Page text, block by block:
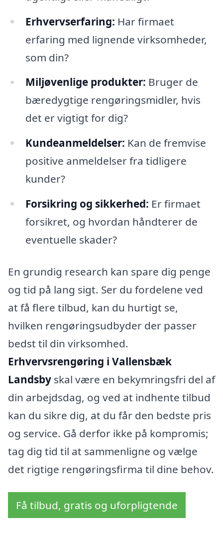
Erhvervserfaring: Har firmaet
erfaring med lignende virksomheder,
som din?
Miljøvenlige produkter: Bruger de
bæredygtige rengøringsmidler, hvis
det er vigtigt for dig?
Kundeanmeldelser: Kan de fremvise
positive anmeldelser fra tidligere
kunder?
Forsikring og sikkerhed: Er firmaet
forsikret, og hvordan håndterer de
eventuelle skader?
En grundig research kan spare dig penge
og tid på lang sigt. Ser du fordelene ved
at få flere tilbud, kan du hurtigt se,
hvilken rengøringsudbyder der passer
bedst til din virksomhed.
Erhvervsrengøring i Vallensbæk
Landsby skal være en bekymringsfri del af
din arbejdsdag, og ved at indhente tilbud
kan du sikre dig, at du får den bedste pris
og service. Gå derfor ikke på kompromis;
tag dig tid til at sammenligne og vælge
det rigtige rengøringsfirma til dine behov.
Få tilbud, gratis og uforpligtende